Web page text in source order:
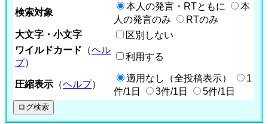
検索対象
本人の発言・RTともに
本
人の発言のみ
RTのみ
大文字・小文字
区別しない
ワイルドカード （ヘル
プ）
利用する
圧縮表示 （ヘルプ）
適用なし（全投稿表示）
1
件/1日
3件/1日 5件/1日